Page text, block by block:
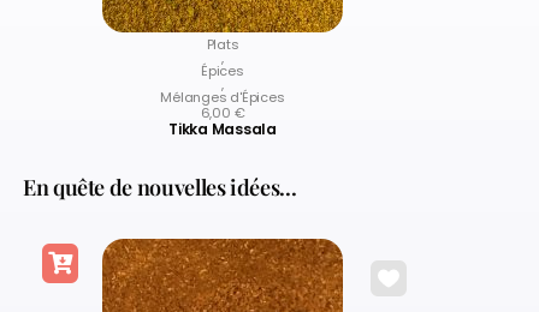
Plats
,
Épices
,
Mélanges d'Épices
6,00 €
Tikka Massala
En quête de nouvelles idées...